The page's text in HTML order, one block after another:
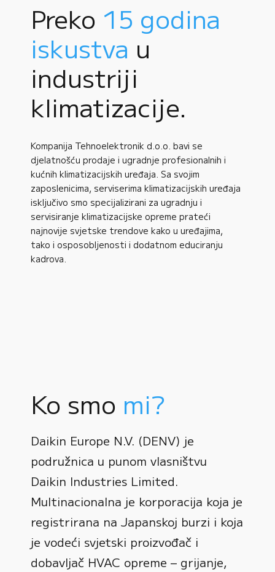
Preko 15 godina
iskustva u
industriji
klimatizacije.
Kompanija Tehnoelektronik d.o.o. bavi se
djelatnošću prodaje i ugradnje profesionalnih i
kućnih klimatizacijskih uređaja. Sa svojim
zaposlenicima, serviserima klimatizacijskih uređaja
isključivo smo specijalizirani za ugradnju i
servisiranje klimatizacijske opreme prateći
najnovije svjetske trendove kako u uređajima,
tako i osposobljenosti i dodatnom educiranju
kadrova.
Ko smo mi?
Daikin Europe N.V. (DENV) je
podružnica u punom vlasništvu
Daikin Industries Limited.
Multinacionalna je korporacija koja je
registrirana na Japanskoj burzi i koja
je vodeći svjetski proizvođač i
dobavljač HVAC opreme – grijanje,
0